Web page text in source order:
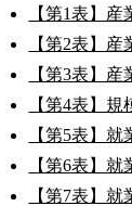
【第1表】
【第2表】
【第3表】
【第4表】
【第5表】
【第6表】
【第7表】